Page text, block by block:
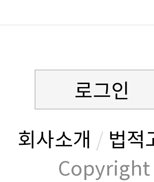
로그인
회사소개 / 법적
Copyright